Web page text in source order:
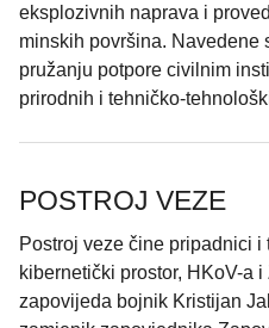
eksplozivnih naprava i
minskih površina. Navedene
pružanju potpore civilnim
prirodnih i tehničko-
POSTROJ VEZE
Postroj veze čine pripadnici
kibernetički prostor, HKoV-a
zapovijeda bojnik Kristijan